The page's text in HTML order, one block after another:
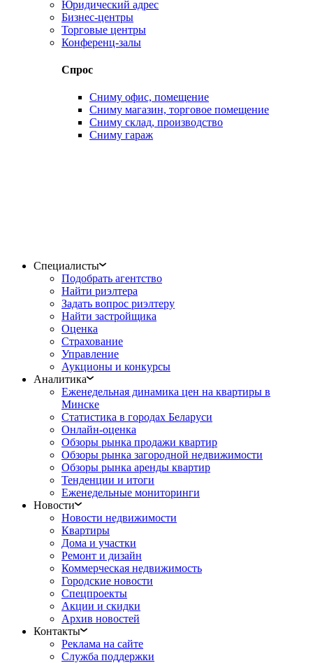
Юридический адрес
Бизнес-центры
Торговые центры
Конференц-залы
Спрос
Сниму офис, помещение
Сниму магазин, торговое помещение
Сниму склад, производство
Сниму гараж
Специалисты
Подобрать агентство
Найти риэлтера
Задать вопрос риэлтеру
Найти застройщика
Оценка
Страхование
Управление
Аукционы и конкурсы
Аналитика
Еженедельная динамика цен на квартиры в
Минске
Статистика в городах Беларуси
Онлайн-оценка
Обзоры рынка продажи квартир
Обзоры рынка загородной недвижимости
Обзоры рынка аренды квартир
Тенденции и итоги
Еженедельные мониторинги
Новости
Новости недвижимости
Квартиры
Дома и участки
Ремонт и дизайн
Коммерческая недвижимость
Городские новости
Спецпроекты
Акции и скидки
Архив новостей
Контакты
Реклама на сайте
Служба поддержки